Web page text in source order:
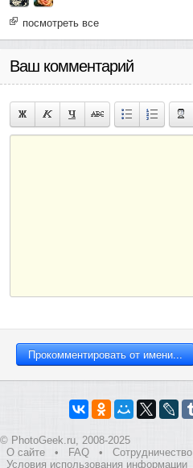
посмотреть все
Ваш комментарий
© PhotoGeek.ru, 2008-2025
О сайте
• FAQ • Сотрудничество
Условия использования информации